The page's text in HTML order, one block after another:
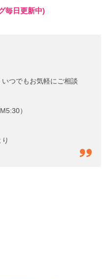
毎日更新中)
つでもお気軽にご相談
）
り